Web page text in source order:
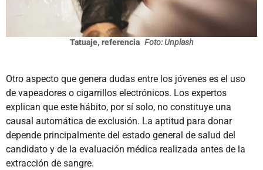
Tatuaje, referencia Foto: Unplash
Otro aspecto que genera dudas entre los jóvenes es el uso
de vapeadores o cigarrillos electrónicos. Los expertos
explican que este hábito, por sí solo, no constituye una
causal automática de exclusión. La aptitud para donar
depende principalmente del estado general de salud del
candidato y de la evaluación médica realizada antes de la
extracción de sangre.